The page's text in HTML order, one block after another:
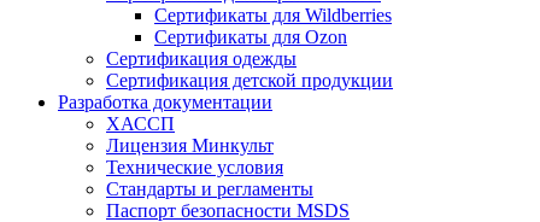
Сертификаты для Wildberries
Сертификаты для Ozon
Сертификация одежды
Сертификация детской продукции
Разработка документации
ХАССП
Лицензия Минкульт
Технические условия
Стандарты и регламенты
Паспорт безопасности MSDS